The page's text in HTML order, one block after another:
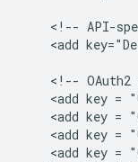
<!-- API-
<add
<!-- OAuth2
<add key =
<add key =
<add key =
<add key =